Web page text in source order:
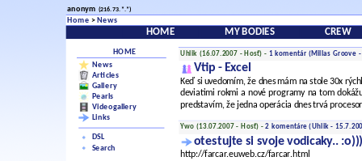
anonym (216.73.*.*)
Home > News
HOME MY BODIES CREW
HOME
News
Articles
Gallery
Pearls
Videogallery
Links
DSL
Search
Uhlik (16.07.2007 - Hosť) - 1 komentár (Millas Groove
Vtip - Excel
Keď si uvedomím, že dnes mám na stole 30x
deviatimi rokmi a nové programy na tom
predstavím, že jedna operácia dnes trvá
Ywo (13.07.2007 - Hosť) -2 komentáre(Uhlik -
otestujte si svoje vodicaky..
http://farcar.euweb.cz/farcar.html